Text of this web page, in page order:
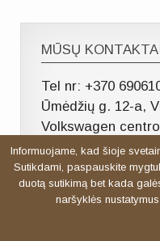
MŪSŲ
Tel nr: +370
Ūmėdžių g. 12-a,
Volkswagen
Informuojame, kad šioje
Sutikdami, paspauskite
duotą sutikimą bet kada
naršyklės